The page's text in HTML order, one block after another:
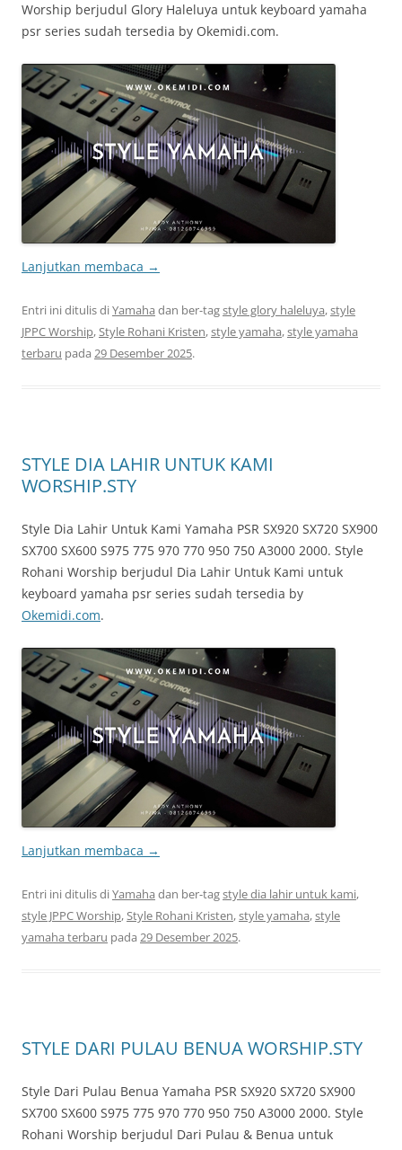
Worship berjudul Glory Haleluya untuk keyboard yamaha
psr series sudah tersedia by Okemidi.com.
Lanjutkan membaca →
Entri ini ditulis diYamaha dan ber-tagstyle glory haleluya,style
JPPC Worship,Style Rohani Kristen,style yamaha,style yamaha
terbaru pada 29 Desember 2025.
STYLE DIA LAHIR UNTUK KAMI
WORSHIP.STY
Style Dia Lahir Untuk Kami Yamaha PSR SX920 SX720 SX900
SX700 SX600 S975 775 970 770 950 750 A3000 2000. Style
Rohani Worship berjudul Dia Lahir Untuk Kami untuk
keyboard yamaha psr series sudah tersedia by
Okemidi.com.
Lanjutkan membaca →
Entri ini ditulis diYamaha dan ber-tagstyle dia lahir untuk kami,
style JPPC Worship,Style Rohani Kristen,style yamaha,style
yamaha terbaru pada 29 Desember 2025.
STYLE DARI PULAU BENUA WORSHIP.STY
Style Dari Pulau Benua Yamaha PSR SX920 SX720 SX900
SX700 SX600 S975 775 970 770 950 750 A3000 2000. Style
Rohani Worship berjudul Dari Pulau & Benua untuk